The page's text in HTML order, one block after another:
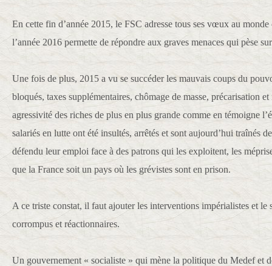
En cette fin d’année 2015, le FSC adresse tous ses vœux au
l’année 2016 permette de répondre aux graves menaces qui pèse
Une fois de plus, 2015 a vu se succéder les mauvais coups du
bloqués, taxes supplémentaires, chômage de masse, précarisation
agressivité des riches de plus en plus grande comme en témoigne
salariés en lutte ont été insultés, arrêtés et sont aujourd’hui traînés
défendu leur emploi face à des patrons qui les exploitent, les
que la France soit un pays où les grévistes sont en prison.
A ce triste constat, il faut ajouter les interventions impérialistes et le
corrompus et réactionnaires.
Un gouvernement « socialiste » qui mène la politique du Medef et